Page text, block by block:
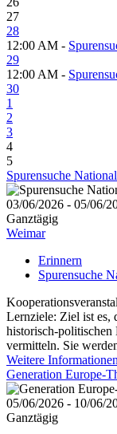
27
28
12:00 AM -
29
12:00 AM -
30
1
2
3
4
5
Spurensuche
03/06/2026 - 05/06/
Ganztägig
Weimar
Erinnern
Spurensuche
Lernziele: Ziel ist es,
historisch-politischen
vermitteln. Sie
Weitere Informationen
Generation Europe-
05/06/2026 - 10/06/
Ganztägig